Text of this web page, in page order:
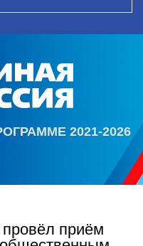
2021-2026
приём